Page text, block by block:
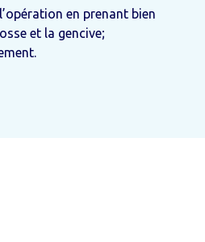
en prenant bien
et la gencive;